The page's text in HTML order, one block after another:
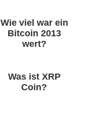
Wie viel war ein
Bitcoin 2013
wert?
Was ist XRP
Coin?